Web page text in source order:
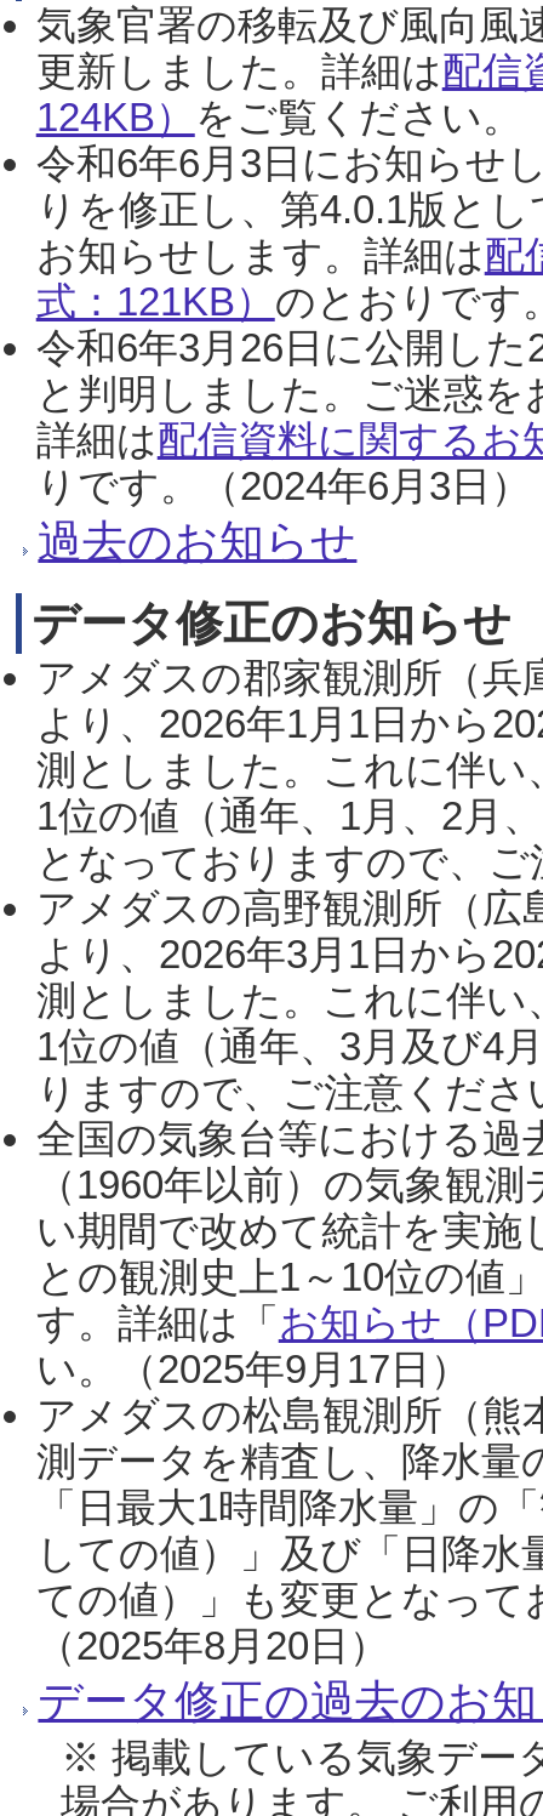
気象官署の移転及び風向風
更新しました。詳細は配信
124KB） をご覧ください。
令和6年6月3日にお知らせ
りを修正し、第4.0.1版と
お知らせします。詳細は配
式：121KB） のとおりです
令和6年3月26日に公開し
と判明しました。ご迷惑
詳細は配信資料に関するお
りです。（2024年6月3日）
過去のお知らせ
データ修正のお知らせ
アメダスの郡家観測所（
より、2026年1月1日から
測としました。これに伴い
1位の値（通年、1月、2月
となっておりますので、
アメダスの高野観測所（
より、2026年3月1日から
測としました。これに伴い
1位の値（通年、3月及び4
りますので、ご注意くだ
全国の気象台等における過
（1960年以前）の気象観
い期間で改めて統計を実
との観測史上1～10位の値
す。詳細は「 お知らせ（
い。（2025年9月17日）
アメダスの松島観測所（熊
測データを精査し、降水
「日最大1時間降水量」の
しての値）」及び「日降
ての値）」も変更となっ
（2025年8月20日）
データ修正の過去のお
※ 掲載している気象デー
場合があります。 ご利用